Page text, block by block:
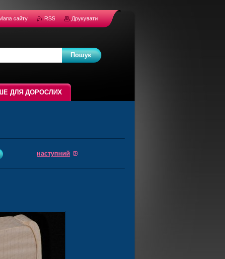
наступний
ДЛЯ ДОРОСЛИХ
сайту RSS Друкувати